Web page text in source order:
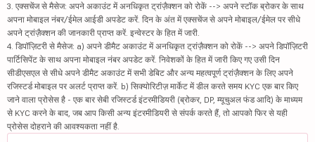
3. एक्सचेंज से मैसेज: अपने अकाउंट में अनधिकृत ट्रांज़ैक्शन को रोकें --> अपने स्टॉक ब्रोकर के साथ
अपना मोबाइल नंबर/ईमेल आईडी अपडेट करें. दिन के अंत में एक्सचेंज से अपने मोबाइल/ईमेल पर सीधे
अपने ट्रांज़ैक्शन की जानकारी प्राप्त करें. इन्वेस्टर के हित में जारी.
4. डिपॉज़िटरी से मैसेज: a) अपने डीमैट अकाउंट में अनधिकृत ट्रांज़ैक्शन को रोकें --> अपने डिपॉज़िटरी
पार्टिसिपेंट के साथ अपना मोबाइल नंबर अपडेट करें. निवेशकों के हित में जारी किए गए उसी दिन
सीडीएसएल से सीधे अपने डीमैट अकाउंट में सभी डेबिट और अन्य महत्वपूर्ण ट्रांज़ैक्शन के लिए अपने
रजिस्टर्ड मोबाइल पर अलर्ट प्राप्त करें. b) सिक्योरिटीज़ मार्केट में डील करते समय KYC एक बार किए
जाने वाला प्रोसेस है - एक बार सेबी रजिस्टर्ड इंटरमीडियरी (ब्रोकर, DP, म्यूचुअल फंड आदि) के माध्यम
से KYC करने के बाद, जब आप किसी अन्य इंटरमीडियरी से संपर्क करते हैं, तो आपको फिर से यही
प्रोसेस दोहराने की आवश्यकता नहीं है.